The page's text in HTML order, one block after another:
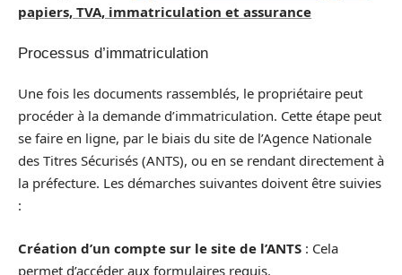
papiers, TVA, immatriculation et assurance
Processus d’immatriculation
Une fois les documents rassemblés, le propriétaire peut
procéder à la demande d’immatriculation. Cette étape peut
se faire en ligne, par le biais du site de l’Agence Nationale
des Titres Sécurisés (ANTS), ou en se rendant directement à
la préfecture. Les démarches suivantes doivent être suivies
:
Création d’un compte sur le site de l’ANTS : Cela
permet d’accéder aux formulaires requis.